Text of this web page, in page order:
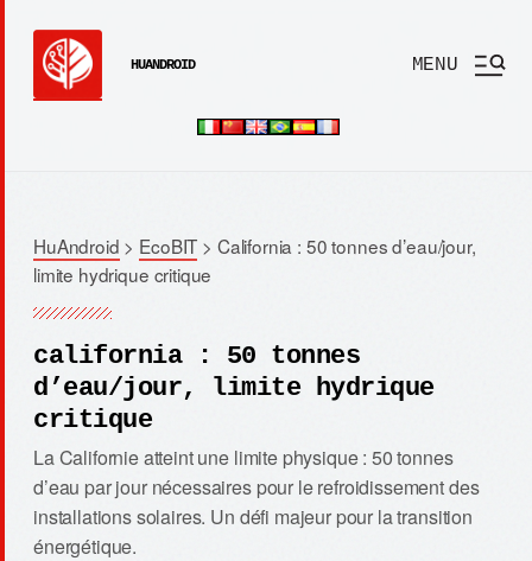
HUANDROID MENU
HuAndroid > EcoBIT > California : 50 tonnes d’eau/jour,
limite hydrique critique
california : 50 tonnes
d’eau/jour, limite hydrique
critique
La Californie atteint une limite physique : 50 tonnes
d’eau par jour nécessaires pour le refroidissement des
installations solaires. Un défi majeur pour la transition
énergétique.